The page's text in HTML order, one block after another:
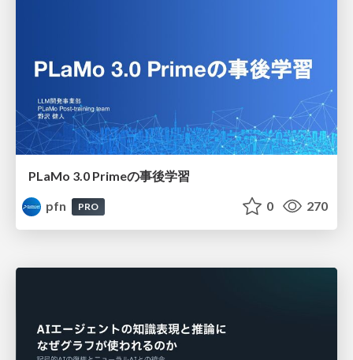
PLaMo 3.0 Primeの事後学習
pfn
PRO 0 270